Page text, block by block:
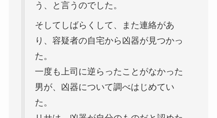
う、と言うのでした。
そしてしばらくして、また連絡があ
り、容疑者の自宅から凶器が見つかっ
た。
一度も上司に逆らったことがなかった
男が、凶器について調べはじめてい
た。